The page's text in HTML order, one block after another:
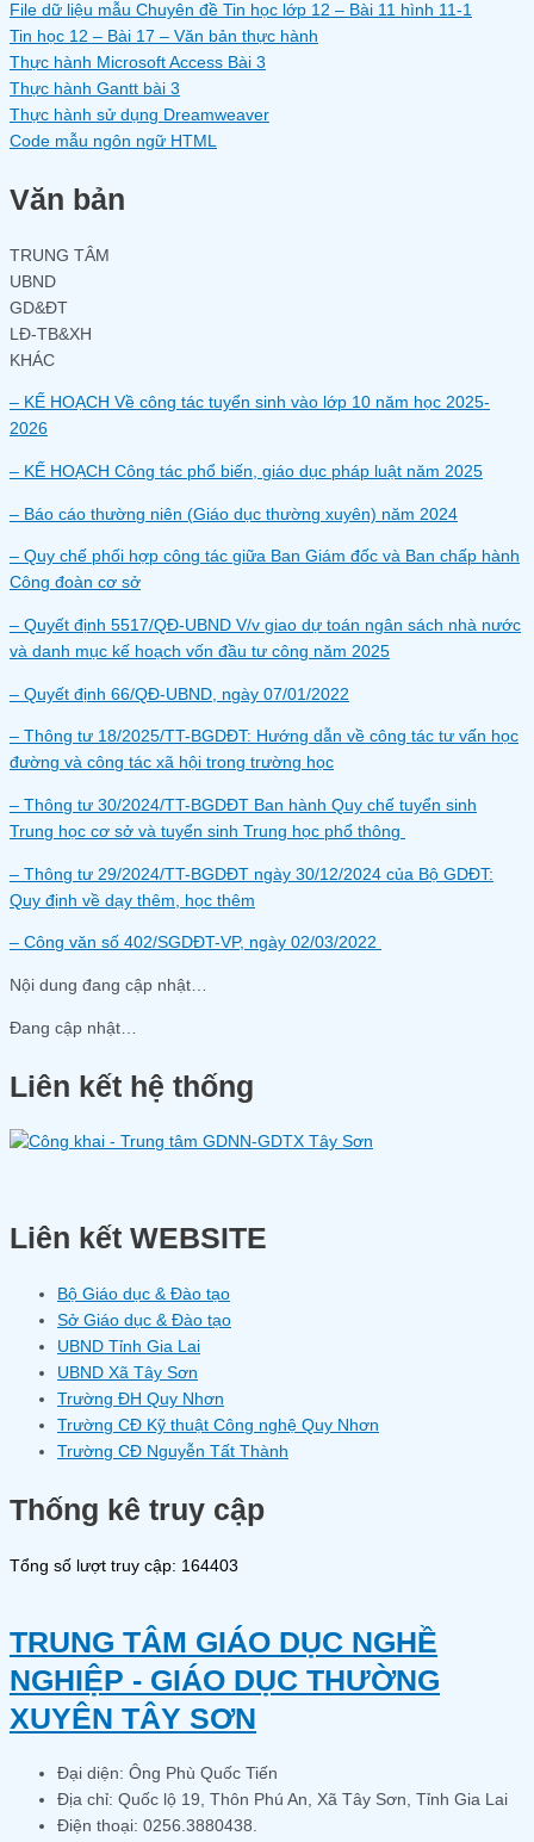
File dữ liệu mẫu Chuyên đề Tin học lớp 12 – Bài 11 hình 11-1
Tin học 12 – Bài 17 – Văn bản thực hành
Thực hành Microsoft Access Bài 3
Thực hành Gantt bài 3
Thực hành sử dụng Dreamweaver
Code mẫu ngôn ngữ HTML
Văn bản
TRUNG TÂM
UBND
GD&ĐT
LĐ-TB&XH
KHÁC
– KẾ HOẠCH Về công tác tuyển sinh vào lớp 10 năm học 2025-
2026
– KẾ HOẠCH Công tác phổ biến, giáo dục pháp luật năm 2025
– Báo cáo thường niên (Giáo dục thường xuyên) năm 2024
– Quy chế phối hợp công tác giữa Ban Giám đốc và Ban chấp hành
Công đoàn cơ sở
– Quyết định 5517/QĐ-UBND V/v giao dự toán ngân sách nhà nước
và danh mục kế hoạch vốn đầu tư công năm 2025
– Quyết định 66/QĐ-UBND, ngày 07/01/2022
– Thông tư 18/2025/TT-BGDĐT: Hướng dẫn về công tác tư vấn học
đường và công tác xã hội trong trường học
– Thông tư 30/2024/TT-BGDĐT Ban hành Quy chế tuyển sinh
Trung học cơ sở và tuyển sinh Trung học phổ thông
– Thông tư 29/2024/TT-BGDĐT ngày 30/12/2024 của Bộ GDĐT:
Quy định về dạy thêm, học thêm
– Công văn số 402/SGDĐT-VP, ngày 02/03/2022
Nội dung đang cập nhật…
Đang cập nhật…
Liên kết hệ thống
Liên kết WEBSITE
Bộ Giáo dục & Đào tạo
Sở Giáo dục & Đào tạo
UBND Tỉnh Gia Lai
UBND Xã Tây Sơn
Trường ĐH Quy Nhơn
Trường CĐ Kỹ thuật Công nghệ Quy Nhơn
Trường CĐ Nguyễn Tất Thành
Thống kê truy cập
Tổng số lượt truy cập: 164403
TRUNG TÂM GIÁO DỤC NGHỀ
NGHIỆP - GIÁO DỤC THƯỜNG
XUYÊN TÂY SƠN
Đại diện: Ông Phù Quốc Tiến
Địa chỉ: Quốc lộ 19, Thôn Phú An, Xã Tây Sơn, Tỉnh Gia Lai
Điện thoại: 0256.3880438.